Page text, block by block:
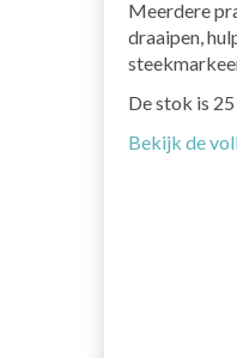
Meerdere
draaipen,
De stok is
Bekijk de